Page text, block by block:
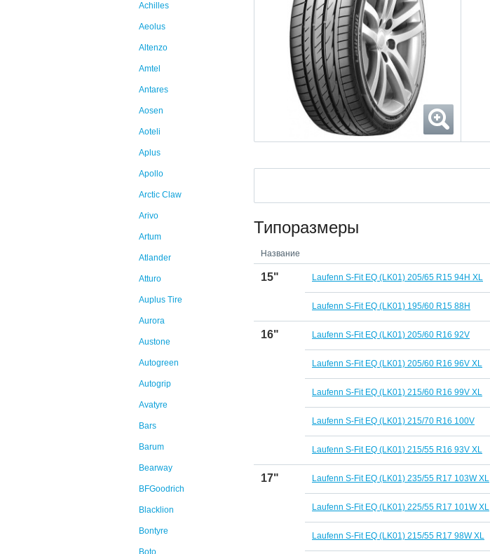
Achilles
Aeolus
Altenzo
Amtel
Antares
Aosen
Aoteli
Aplus
Apollo
Arctic Claw
Arivo
Artum
Atlander
Atturo
Auplus Tire
Aurora
Austone
Autogreen
Autogrip
Avatyre
Bars
Barum
Bearway
BFGoodrich
Blacklion
Bontyre
Boto
Типоразмеры
Название
15" Laufenn S-Fit EQ (LK01) 205/65 R15 94H XL
Laufenn S-Fit EQ (LK01) 195/60 R15 88H
16" Laufenn S-Fit EQ (LK01) 205/60 R16 92V
Laufenn S-Fit EQ (LK01) 205/60 R16 96V XL
Laufenn S-Fit EQ (LK01) 215/60 R16 99V XL
Laufenn S-Fit EQ (LK01) 215/70 R16 100V
Laufenn S-Fit EQ (LK01) 215/55 R16 93V XL
17" Laufenn S-Fit EQ (LK01) 235/55 R17 103W XL
Laufenn S-Fit EQ (LK01) 225/55 R17 101W XL
Laufenn S-Fit EQ (LK01) 215/55 R17 98W XL